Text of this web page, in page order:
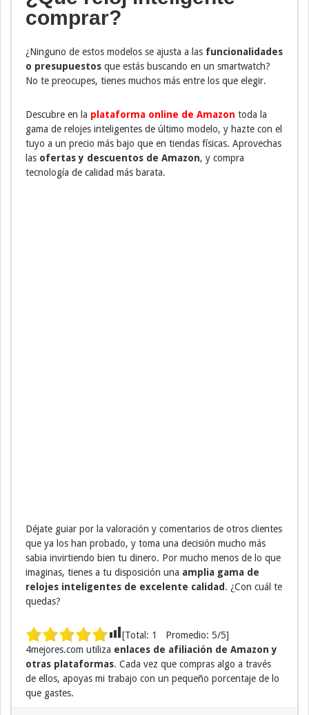
comprar?
¿Ninguno de estos modelos se ajusta a las funcionalidades
o presupuestos que estás buscando en un smartwatch?
No te preocupes, tienes muchos más entre los que elegir.
Descubre en la plataforma online de Amazon toda la
gama de relojes inteligentes de último modelo, y hazte con el
tuyo a un precio más bajo que en tiendas físicas. Aprovechas
las ofertas y descuentos de Amazon, y compra
tecnología de calidad más barata.
Déjate guiar por la valoración y comentarios de otros clientes
que ya los han probado, y toma una decisión mucho más
sabia invirtiendo bien tu dinero. Por mucho menos de lo que
imaginas, tienes a tu disposición una amplia gama de
relojes inteligentes de excelente calidad . ¿Con cuál te
quedas?
[Total: 1 Promedio: 5/5]
4mejores.com utiliza enlaces de afiliación de Amazon y
otras plataformas. Cada vez que compras algo a través
de ellos, apoyas mi trabajo con un pequeño porcentaje de lo
que gastes.